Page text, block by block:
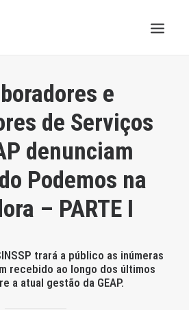
e
de Serviços
denunciam
Podemos na
– PARTE I
trará a público as inúmeras
recebido ao longo dos últimos
a atual gestão da GEAP.